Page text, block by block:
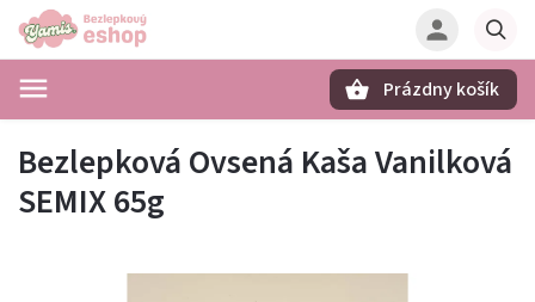
Prázdny košík
Bezlepková Ovsená Kaša Vanilková
SEMIX 65g